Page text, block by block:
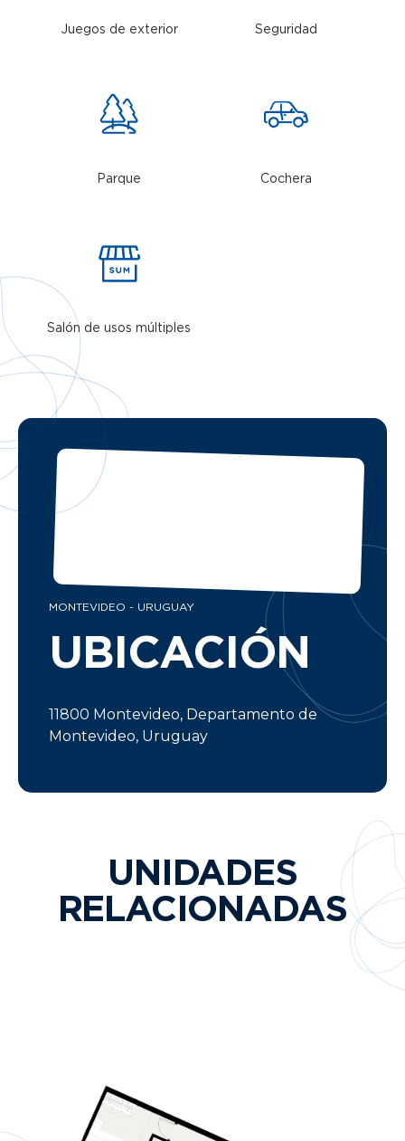
Juegos de exterior Seguridad
Parque Cochera
Salón de usos múltiples
MONTEVIDEO - URUGUAY
UBICACIÓN
11800 Montevideo, Departamento de
Montevideo, Uruguay
UNIDADES
RELACIONADAS